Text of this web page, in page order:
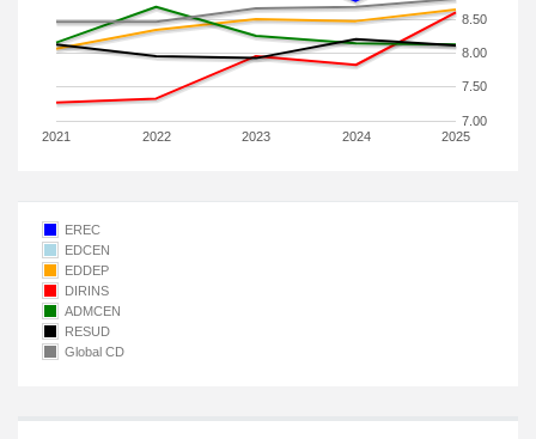
2021 2022 2023 2024 2025
7.00
7.50
8.00
8.50
EREC
EDCEN
EDDEP
DIRINS
ADMCEN
RESUD
Global CD